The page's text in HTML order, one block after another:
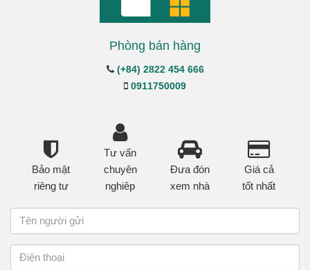
Phòng bán hàng
(+84) 2822 454 666
0911750009
Bảo mật
riêng tư
Tư vấn
chuyên
nghiêp
Đưa đón
xem nhà
Giá cả
tốt nhất